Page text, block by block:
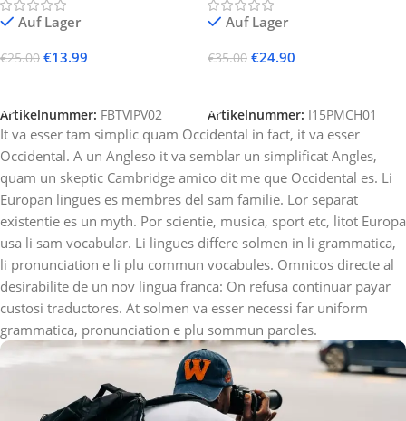
Auf Lager
€25.00 €13.99
Artikelnummer: FBTVIPV02
Auf Lager
€35.00 €24.90
Artikelnummer: I15PMCH01
It va esser tam simplic quam Occidental in fact, it va esser
Occidental. A un Angleso it va semblar un simplificat Angles,
quam un skeptic Cambridge amico dit me que Occidental es. Li
Europan lingues es membres del sam familie. Lor separat
existentie es un myth. Por scientie, musica, sport etc, litot Europa
usa li sam vocabular. Li lingues differe solmen in li grammatica,
li pronunciation e li plu commun vocabules. Omnicos directe al
desirabilite de un nov lingua franca: On refusa continuar payar
custosi traductores. At solmen va esser necessi far uniform
grammatica, pronunciation e plu sommun paroles.